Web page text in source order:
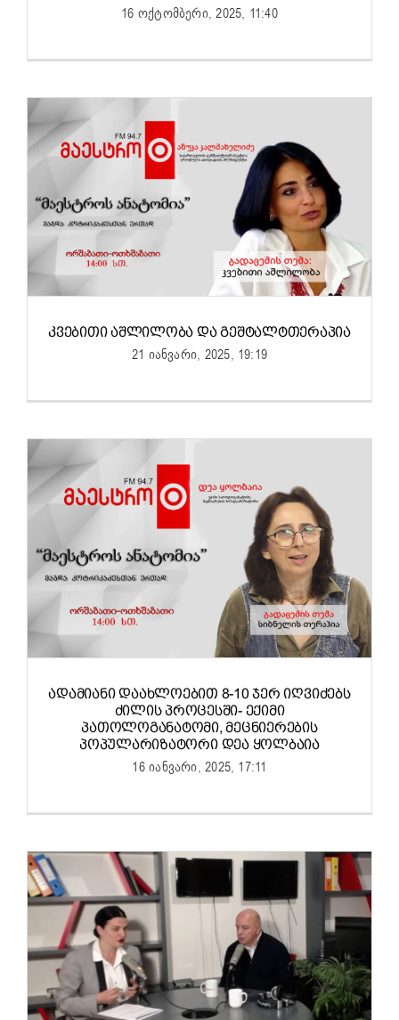
16 ოქტომბერი, 2025, 11:40
ᲙᲕᲔᲑᲘᲗᲘ ᲐᲨᲚᲘᲚᲝᲑᲐ ᲓᲐ ᲒᲔᲨᲢᲐᲚᲢᲗᲔᲠᲐᲞᲘᲐ
21 იანვარი, 2025, 19:19
ᲐᲓᲐᲛᲘᲐᲜᲘ ᲓᲐᲐᲮᲚᲝᲔᲑᲘᲗ 8-10 ᲯᲔᲠ ᲘᲦᲕᲘᲫᲔᲑᲡ
ᲫᲘᲚᲘᲡ ᲞᲠᲝᲪᲔᲡᲨᲘ- ᲔᲥᲘᲛᲘ
ᲞᲐᲗᲝᲚᲝᲒᲐᲜᲐᲢᲝᲛᲘ, ᲛᲔᲪᲜᲘᲔᲠᲔᲑᲘᲡ
ᲞᲝᲞᲣᲚᲐᲠᲘᲖᲐᲢᲝᲠᲘ ᲓᲔᲐ ᲧᲝᲚᲑᲐᲘᲐ
16 იანვარი, 2025, 17:11